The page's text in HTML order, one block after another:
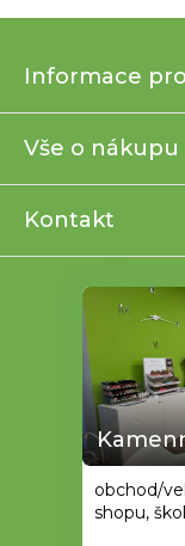
p
t
Informace
Vše o nákupu
Kontakt
obchod/
shopu,